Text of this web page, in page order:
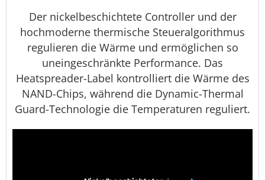
Der nickelbeschichtete Controller und der
hochmoderne thermische Steueralgorithmus
regulieren die Wärme und ermöglichen so
uneingeschränkte Performance. Das
Heatspreader-Label kontrolliert die Wärme des
NAND-Chips, während die Dynamic-Thermal
Guard-Technologie die Temperaturen reguliert.